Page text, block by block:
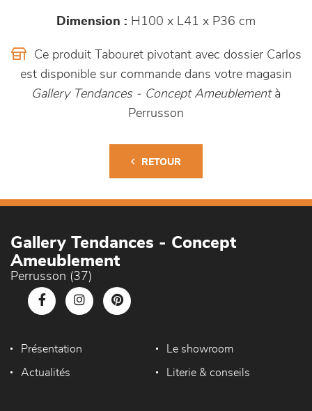
Dimension : H100 x L41 x P36 cm
Ce produit Tabouret pivotant avec dossier Carlos
est disponible sur commande dans votre magasin
Gallery Tendances - Concept Ameublement à
Perrusson
RETOUR
Gallery Tendances - Concept
Ameublement
Perrusson (37)
Présentation Le showroom
Actualités Literie & conseils